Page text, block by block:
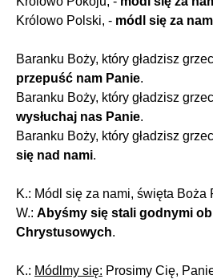
Królowo Polski, - módl się za
Baranku Boży, który gładzisz
przepuść nam Panie.
Baranku Boży, który gładzisz
wysłuchaj nas Panie.
Baranku Boży, który gładzisz
się nad nami.
K.: Módl się za nami, święta Boża
W.: Abyśmy się stali godnymi
Chrystusowych.
K.: Módlmy się: Prosimy Cię,